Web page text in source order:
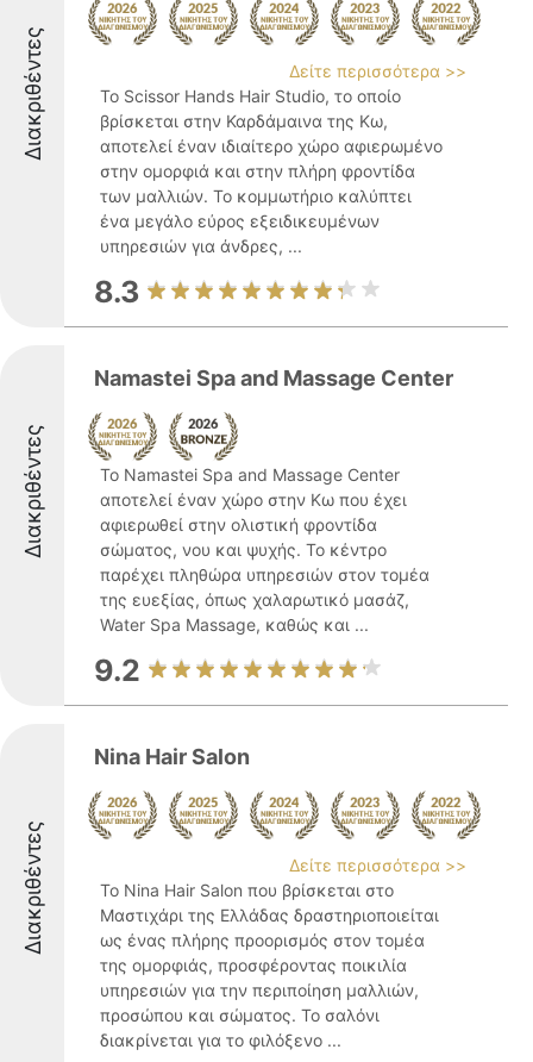
Διακριθέντες
Δείτε περισσότερα >>
Το Scissor Hands Hair Studio, το οποίο
βρίσκεται στην Καρδάμαινα της Κω,
αποτελεί έναν ιδιαίτερο χώρο αφιερωμένο
στην ομορφιά και στην πλήρη φροντίδα
των μαλλιών. Το κομμωτήριο καλύπτει
ένα μεγάλο εύρος εξειδικευμένων
υπηρεσιών για άνδρες, ...
8.3
Διακριθέντες
Namastei Spa and Massage Center
Το Namastei Spa and Massage Center
αποτελεί έναν χώρο στην Κω που έχει
αφιερωθεί στην ολιστική φροντίδα
σώματος, νου και ψυχής. Το κέντρο
παρέχει πληθώρα υπηρεσιών στον τομέα
της ευεξίας, όπως χαλαρωτικό μασάζ,
Water Spa Massage, καθώς και ...
9.2
Διακριθέντες
Nina Hair Salon
Δείτε περισσότερα >>
Το Nina Hair Salon που βρίσκεται στο
Μαστιχάρι της Ελλάδας δραστηριοποιείται
ως ένας πλήρης προορισμός στον τομέα
της ομορφιάς, προσφέροντας ποικιλία
υπηρεσιών για την περιποίηση μαλλιών,
προσώπου και σώματος. Το σαλόνι
διακρίνεται για το φιλόξενο ...